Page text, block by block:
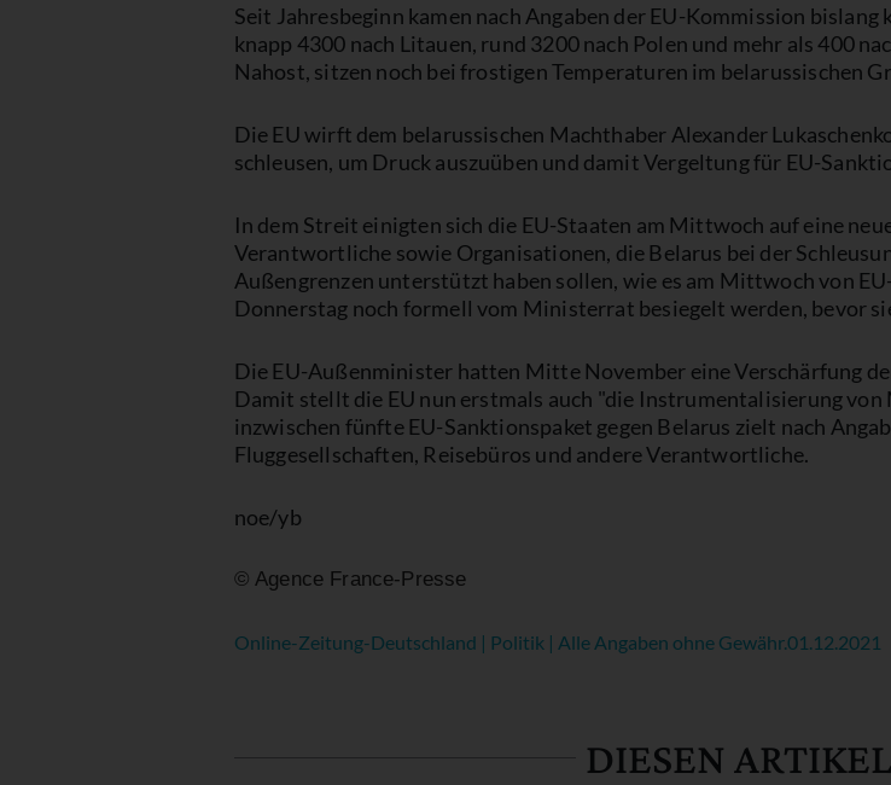
Seit Jahresbeginn kamen nach Angaben der EU-Kommission
knapp 4300 nach Litauen, rund 3200 nach Polen und mehr als 400
Nahost, sitzen noch bei frostigen Temperaturen im belarussischen
Die EU wirft dem belarussischen Machthaber Alexander
schleusen, um Druck auszuüben und damit Vergeltung für EU-
In dem Streit einigten sich die EU-Staaten am Mittwoch auf eine
Verantwortliche sowie Organisationen, die Belarus bei der
Außengrenzen unterstützt haben sollen, wie es am Mittwoch von
Donnerstag noch formell vom Ministerrat besiegelt werden, bevor
Die EU-Außenminister hatten Mitte November eine Verschärfung
Damit stellt die EU nun erstmals auch "die Instrumentalisierung
inzwischen fünfte EU-Sanktionspaket gegen Belarus zielt nach
Fluggesellschaften, Reisebüros und andere Verantwortliche.
noe/yb
© Agence France-Presse
Online-Zeitung-Deutschland | Politik | Alle Angaben ohne Gewähr.01.12.2021
DIESEN